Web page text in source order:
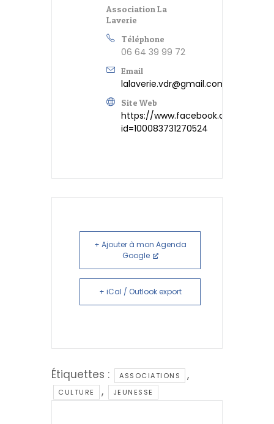
Association La
Laverie
Téléphone
06 64 39 99 72
Email
lalaverie.vdr@gmail.com
Site Web
https://www.facebook.com/
id=100083731270524
+ Ajouter à mon Agenda
Google
+ iCal / Outlook export
Étiquettes : ASSOCIATIONS ,
CULTURE , JEUNESSE